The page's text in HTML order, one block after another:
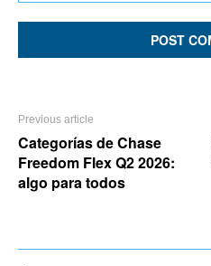
Previous article
Categorías de Chase
Freedom Flex Q2 2026:
algo para todos